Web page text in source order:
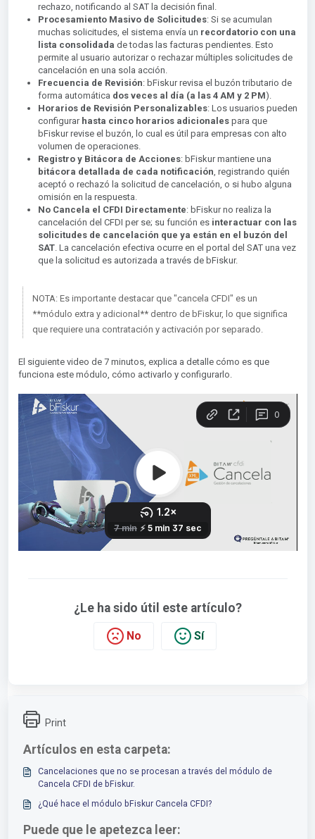
rechazo, notificando al SAT la decisión final.
Procesamiento Masivo de Solicitudes: Si se acumulan
muchas solicitudes, el sistema envía un recordatorio con una
lista consolidada de todas las facturas pendientes. Esto
permite al usuario autorizar o rechazar múltiples solicitudes de
cancelación en una sola acción.
Frecuencia de Revisión: bFiskur revisa el buzón tributario de
forma automática dos veces al día (a las 4 AM y 2 PM).
Horarios de Revisión Personalizables: Los usuarios pueden
configurar hasta cinco horarios adicionalespara que
bFiskur revise el buzón, lo cual es útil para empresas con alto
volumen de operaciones.
Registro y Bitácora de Acciones: bFiskur mantiene una
bitácora detallada de cada notificación , registrando quién
aceptó o rechazó la solicitud de cancelación, o si hubo alguna
omisión en la respuesta.
No Cancela el CFDI Directamente: bFiskur no realiza la
cancelación del CFDI per se; su función es interactuar con las
solicitudes de cancelación que ya están en el buzón del
SAT. La cancelación efectiva ocurre en el portal del SAT una vez
que la solicitud es autorizada a través de bFiskur.
NOTA: Es importante destacar que "cancela CFDI" es un
**módulo extra y adicional** dentro de bFiskur, lo que significa
que requiere una contratación y activación por separado.
El siguiente video de 7 minutos, explica a detalle cómo es que
funciona este módulo, cómo activarlo y configurarlo.
¿Le ha sido útil este artículo?
No Sí
Print
Artículos en esta carpeta:
Cancelaciones que no se procesan a través del módulo de
Cancela CFDI de bFiskur.
¿Qué hace el módulo bFiskur Cancela CFDI?
Puede que le apetezca leer: